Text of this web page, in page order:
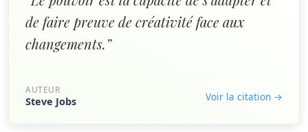
de faire preuve de créativité face aux
changements.”
AUTEUR
Steve Jobs Voir la citation →